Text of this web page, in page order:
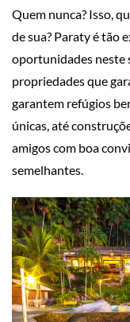
Quem nunca? Isso,
de sua? Paraty é tão
oportunidades neste
propriedades que
garantem refúgios
únicas, até
amigos com boa
semelhantes.